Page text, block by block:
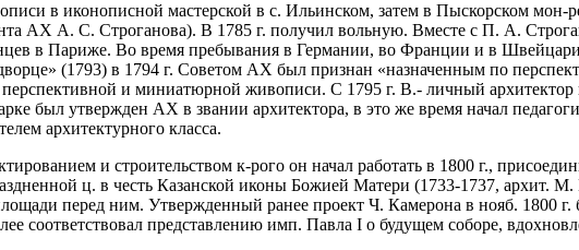
в иконописной мастерской в с. Ильинском, затем в Пыскорском мон-
АХ А. С. Строганова). В 1785 г. получил вольную. Вместе с П. А.
в Париже. Во время пребывания в Германии, во Франции и в
(1793) в 1794 г. Советом АХ был признан «назначенным по
и миниатюрной живописи. С 1795 г. В.- личный
был утвержден АХ в звании архитектора, в это же время начал
архитектурного класса.
и строительством к-рого он начал работать в 1800 г.,
ц. в честь Казанской иконы Божией Матери (1733-1737, архит. М.
перед ним. Утвержденный ранее проект Ч. Камерона в нояб. 1800
соответствовал представлению имп. Павла I о будущем соборе,